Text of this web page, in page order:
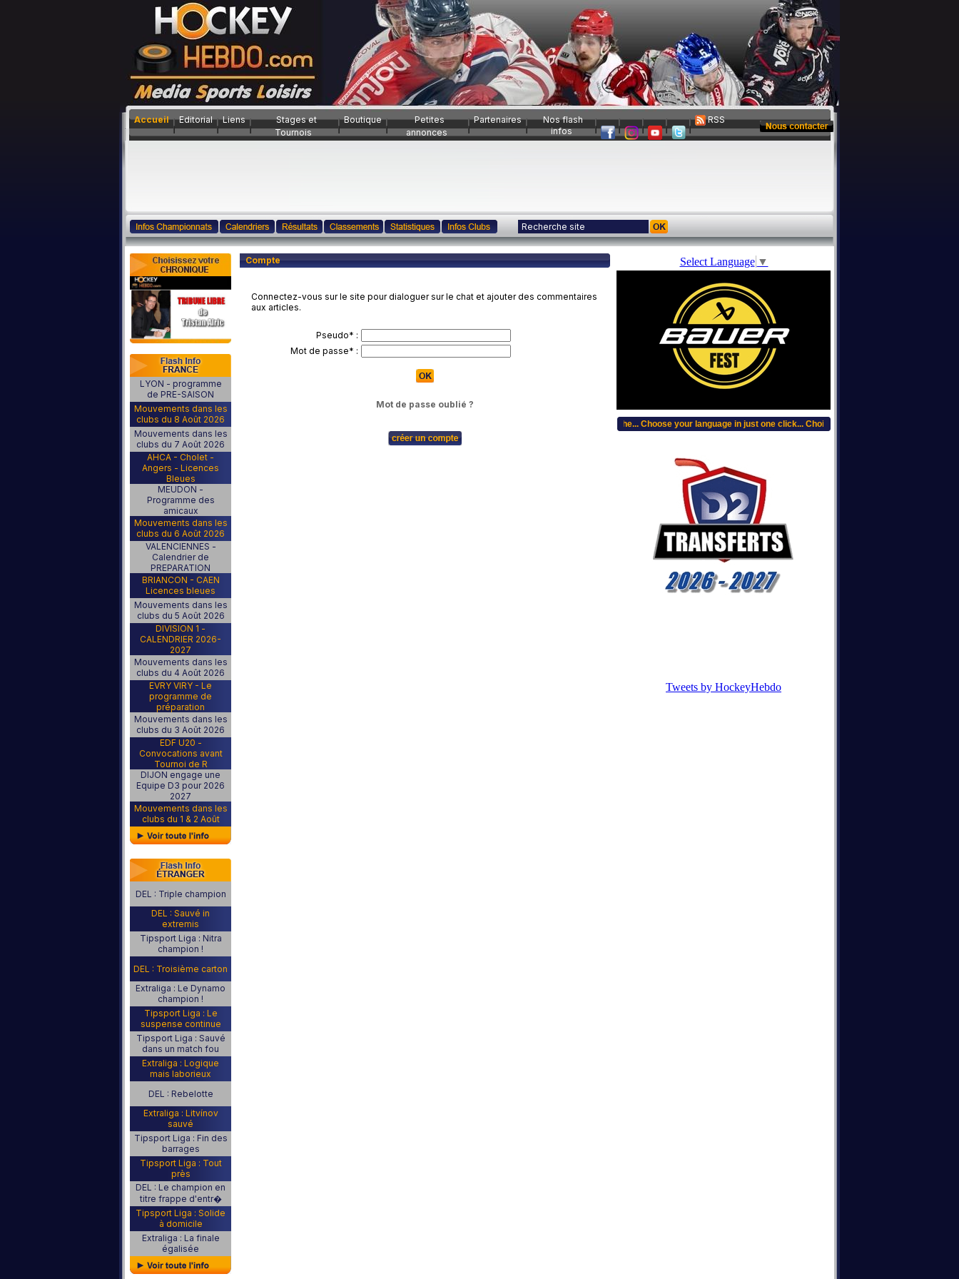
Accueil Editorial Liens
Stages et
Tournois
Boutique
Petites
annonces
Partenaires
Nos flash
infos
RSS
LYON - programme
de PRE-SAISON
Mouvements dans les
clubs du 8 Août 2026
Mouvements dans les
clubs du 7 Août 2026
AHCA - Cholet -
Angers - Licences
Bleues
MEUDON -
Programme des
amicaux
Mouvements dans les
clubs du 6 Août 2026
VALENCIENNES -
Calendrier de
PREPARATION
BRIANCON - CAEN
Licences bleues
Mouvements dans les
clubs du 5 Août 2026
DIVISION 1 -
CALENDRIER 2026-
2027
Mouvements dans les
clubs du 4 Août 2026
EVRY VIRY - Le
programme de
préparation
Mouvements dans les
clubs du 3 Août 2026
EDF U20 -
Convocations avant
Tournoi de R
DIJON engage une
Equipe D3 pour 2026
2027
Mouvements dans les
clubs du 1 & 2 Août
DEL : Triple champion
DEL : Sauvé in
extremis
Tipsport Liga : Nitra
champion !
DEL : Troisième carton
Extraliga : Le Dynamo
champion !
Tipsport Liga : Le
suspense continue
Tipsport Liga : Sauvé
dans un match fou
Extraliga : Logique
mais laborieux
DEL : Rebelotte
Extraliga : Litvínov
sauvé
Tipsport Liga : Fin des
barrages
Tipsport Liga : Tout
près
DEL : Le champion en
titre frappe d'entr�
Tipsport Liga : Solide
à domicile
Extraliga : La finale
égalisée
Compte
Connectez-vous sur le site pour dialoguer sur le chat et ajouter des commentaires
aux articles.
Pseudo* :
Mot de passe* :
Mot de passe oublié ?
Select Language ▼
...Bitte w�hlen Sie Ihre Sprache... Choose your language in just one click... Choisissez votre langue, clic plus
Tweets by HockeyHebdo